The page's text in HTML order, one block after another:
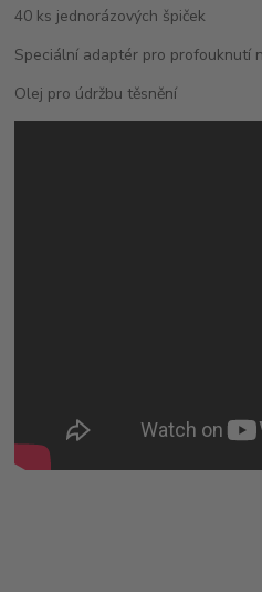
40 ks jednorázových špiček
Speciální adaptér pro profouknutí
Olej pro údržbu těsnění